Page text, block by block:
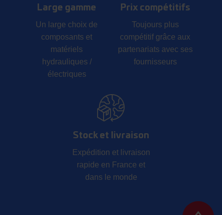
Large gamme
Un large choix de
composants et
matériels
hydrauliques /
électriques
Prix compétitifs
Toujours plus
compétitif grâce aux
partenariats avec ses
fournisseurs
Stock et livraison
Expédition et livraison
rapide en France et
dans le monde